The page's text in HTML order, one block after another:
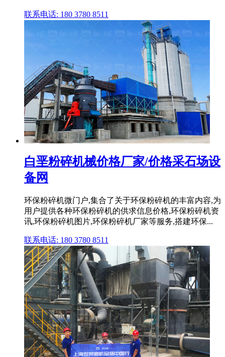
联系电话: 180 3780 8511
白垩粉碎机械价格厂家/价格采石场设
备网
环保粉碎机微门户,集合了关于环保粉碎机的丰富内容,为
用户提供各种环保粉碎机的供求信息价格,环保粉碎机资
讯,环保粉碎机图片,环保粉碎机厂家等服务,搭建环保...
联系电话: 180 3780 8511